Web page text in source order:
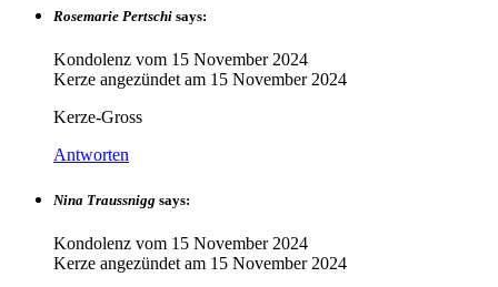
Rosemarie Pertschi says:
Kondolenz vom 15 November 2024
Kerze angezündet am 15 November 2024
Kerze-Gross
Antworten
Nina Traussnigg says:
Kondolenz vom 15 November 2024
Kerze angezündet am 15 November 2024